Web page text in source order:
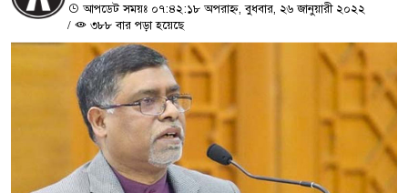
আপডেট সময়ঃ ০৭:৪২:১৮ অপরাহ্ন, বুধবার, ২৬ জানুয়ারী ২০২২
/
৩৮৮ বার পড়া হয়েছে